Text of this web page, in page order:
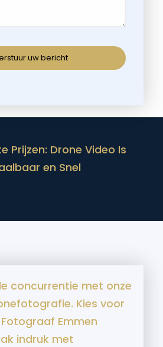
Prijzen: Drone Video Is
en Snel
concurrentie met onze
Kies voor
Fotograaf Emmen
indruk met